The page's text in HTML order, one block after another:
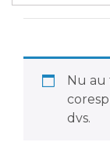
Nu au
dvs.